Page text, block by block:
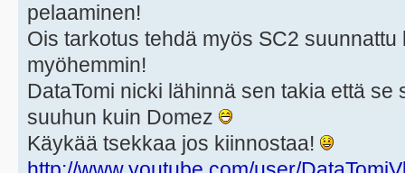
pelaaminen!
Ois tarkotus tehdä myös SC2
myöhemmin!
DataTomi nicki lähinnä sen takia että
suuhun kuin Domez
Käykää tsekkaa jos kiinnostaa!